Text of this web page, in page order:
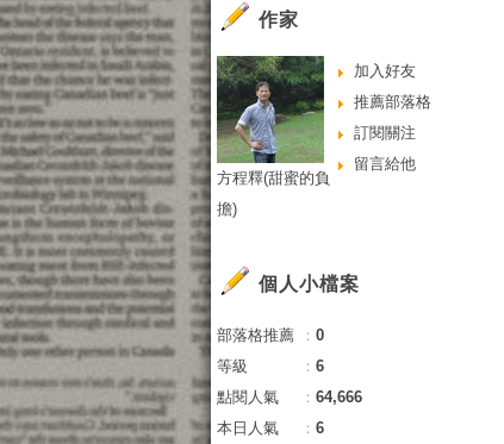
作家
加入好友
推薦部落格
訂閱關注
留言給他
方程釋(甜蜜的負
擔)
個人小檔案
部落格推薦 ： 0
等級
： 6
點閱人氣
： 64,666
本日人氣
： 6